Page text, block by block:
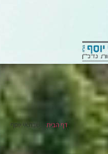
דף הבית שבתאי יוסף